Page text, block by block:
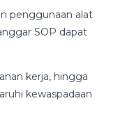
penggunaan alat
SOP dapat
kerja, hingga
kewaspadaan